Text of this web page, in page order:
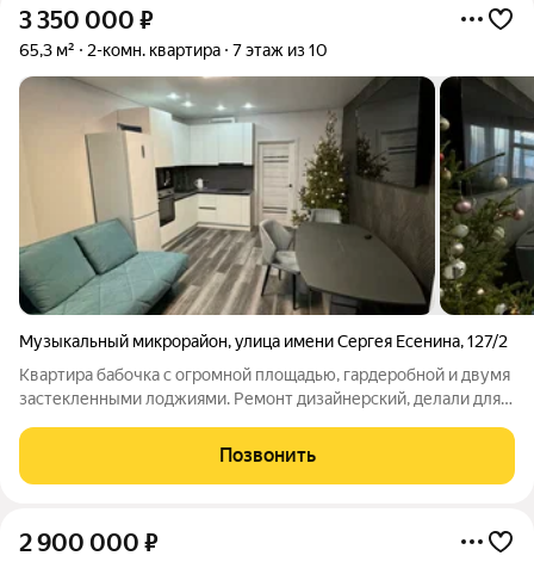
3 350 000 ₽
65,3 м² 2-комн. квартира 7 этаж из 10
Музыкальный микрорайон,улица имени Сергея Есенина,127/2
Квартира бабочка с огромной площадью, гардеробной и двумя
застекленными лоджиями. Ремонт дизайнерский, делали для
доступности. Трамвай, сады, школы, гипермаркеты, крупные
строительные магазины.
Позвонить
2 900 000 ₽